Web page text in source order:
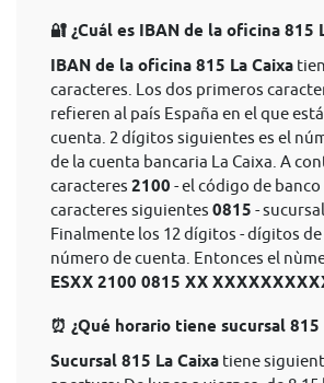
🔐 ¿Cuál es IBAN de la oficina 815
IBAN de la oficina 815 La Caixa
caracteres. Los dos primeros
refieren al país España en el que
cuenta. 2 dígitos siguientes es el
de la cuenta bancaria La Caixa. A
caracteres 2100 - el código de banco
caracteres siguientes 0815 -
Finalmente los 12 dígitos - dígitos
número de cuenta. Entonces el
ESXX 2100 0815 XX
⏰ ¿Qué horario tiene sucursal 815
Sucursal 815 La Caixa tiene